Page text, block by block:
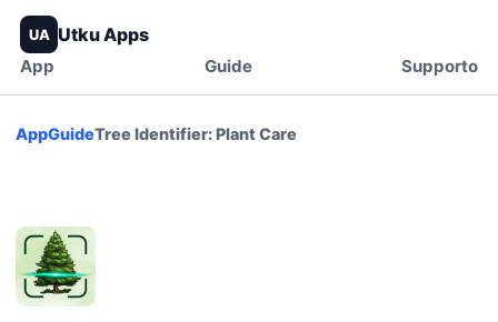
UA Utku Apps
App Guide Supporto
AppGuideTree Identifier: Plant Care